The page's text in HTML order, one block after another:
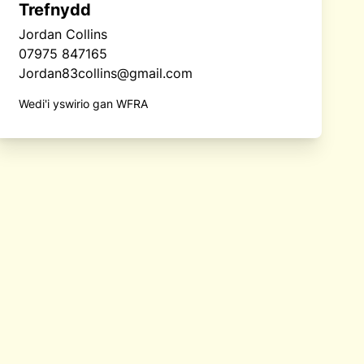
Trefnydd
Jordan Collins
07975 847165
Jordan83collins@gmail.com
Wedi'i yswirio gan WFRA